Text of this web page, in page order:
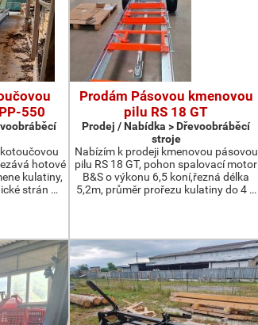
550
hotové
kulatiny,
strán …
Prodám Pásovou kmenovou
pilu RS 18 GT
Prodej / Nabídka > Dřevoobráběcí
stroje
Nabízím k prodeji kmenovou pásovou
pilu RS 18 GT, pohon spalovací motor
B&S o výkonu 6,5 koní,řezná délka
5,2m, průměr prořezu kulatiny do 4 …